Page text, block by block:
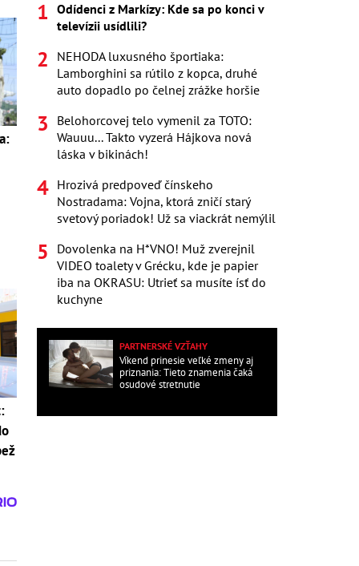
Odídenci z Markízy: Kde sa po konci v
televízii usídlili?
NEHODA luxusného športiaka:
Lamborghini sa rútilo z kopca, druhé
auto dopadlo po čelnej zrážke horšie
Belohorcovej telo vymenil za TOTO:
Wauuu... Takto vyzerá Hájkova nová
láska v bikinách!
Hrozivá predpoveď čínskeho
Nostradama: Vojna, ktorá zničí starý
svetový poriadok! Už sa viackrát nemýlil
Dovolenka na H*VNO! Muž zverejnil
VIDEO toalety v Grécku, kde je papier
iba na OKRASU: Utrieť sa musíte ísť do
kuchyne
PARTNERSKÉ VZŤAHY
Víkend prinesie veľké zmeny aj
priznania: Tieto znamenia čaká
osudové stretnutie